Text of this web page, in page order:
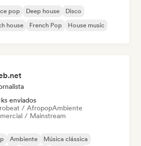
pop Deep house
Disco
house French Pop House music
enviados
/ AfropopAmbiente
/ Mainstream
Ambiente
Música clássica